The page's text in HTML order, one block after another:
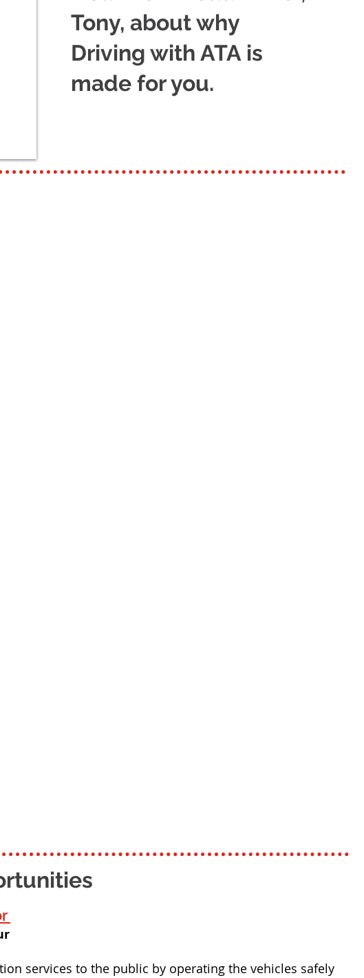
Tony, about why
Driving with ATA is
made for you.
services to the public by operating the vehicles safely